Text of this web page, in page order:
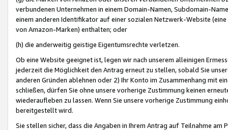
verbundenen Unternehmen in einem Domain-Namen, Subdomain-
einem anderen Identifikator auf einer sozialen Netzwerk-Website
von Amazon-Marken) enthalten; oder
(h) die anderweitig geistige Eigentumsrechte verletzen.
Ob eine Website geeignet ist, legen wir nach unserem alleinigen
jederzeit die Möglichkeit den Antrag erneut zu stellen, sobald Sie
anderen Gründen ablehnen oder 2) Ihr Konto im Zusammenhang mit
schließen, dürfen Sie ohne unsere vorherige Zustimmung keinen
wiederaufleben zu lassen. Wenn Sie unsere vorherige Zustimmung
bereitgestellt wird.
Sie stellen sicher, dass die Angaben in Ihrem Antrag auf Teilnahme